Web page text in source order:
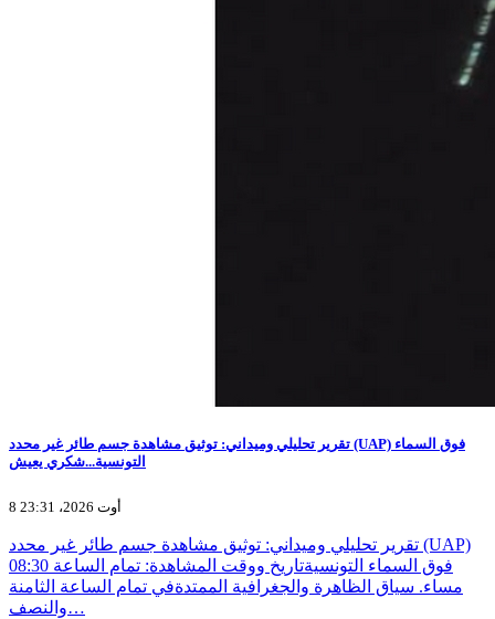
تقرير تحليلي وميداني: توثيق مشاهدة جسم طائر غير محدد (UAP) فوق السماء
التونسية...شكري يعيش
8 أوت 2026، 23:31
تقرير تحليلي وميداني: توثيق مشاهدة جسم طائر غير محدد (UAP)
فوق السماء التونسيةتاريخ ووقت المشاهدة: تمام الساعة 08:30
مساء. سياق الظاهرة والجغرافية الممتدةفي تمام الساعة الثامنة
والنصف…